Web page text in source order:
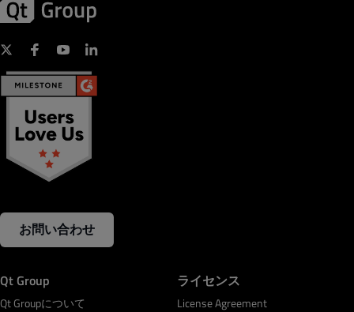
お問い合わせ
Qt Group
Qt Groupについて
ライセンス
License Agreement